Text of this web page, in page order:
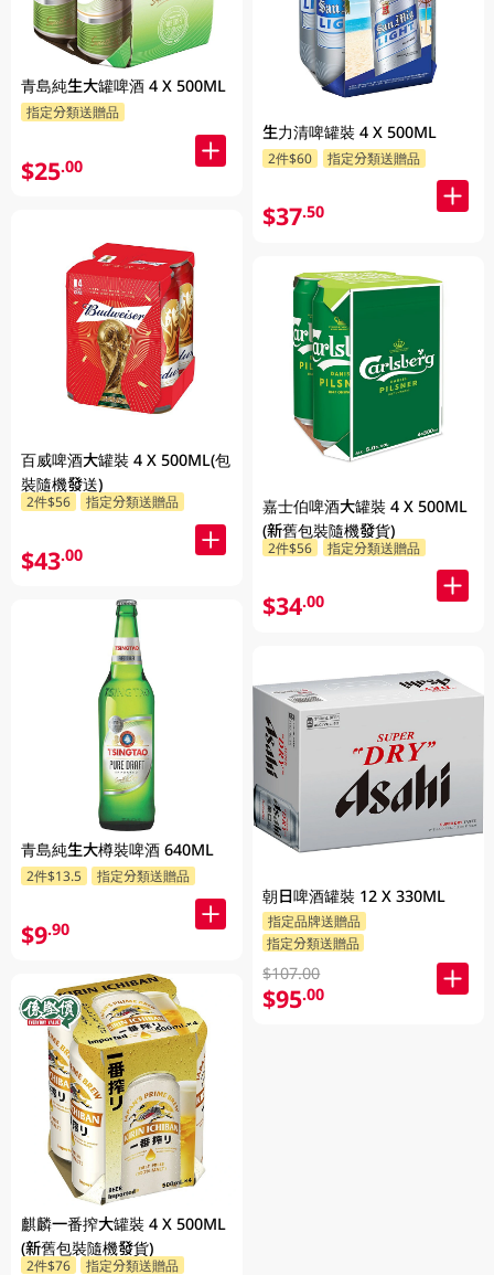
青島純生大罐啤酒 4 X 500ML
指定分類送贈品
$25.00
百威啤酒大罐裝 4 X 500ML(包
裝隨機發送)
2件$56 指定分類送贈品
$43.00
青島純生大樽裝啤酒 640ML
2件$13.5 指定分類送贈品
$9.90
麒麟一番搾大罐裝 4 X 500ML
(新舊包裝隨機發貨)
2件$76 指定分類送贈品
生力清啤罐裝 4 X 500ML
2件$60 指定分類送贈品
$37.50
嘉士伯啤酒大罐裝 4 X 500ML
(新舊包裝隨機發貨)
2件$56 指定分類送贈品
$34.00
朝日啤酒罐裝 12 X 330ML
指定品牌送贈品
指定分類送贈品
$107.00
$95.00